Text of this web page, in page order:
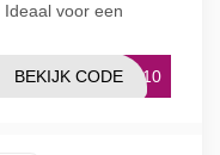
voor een
VE10
BEKIJK CODE